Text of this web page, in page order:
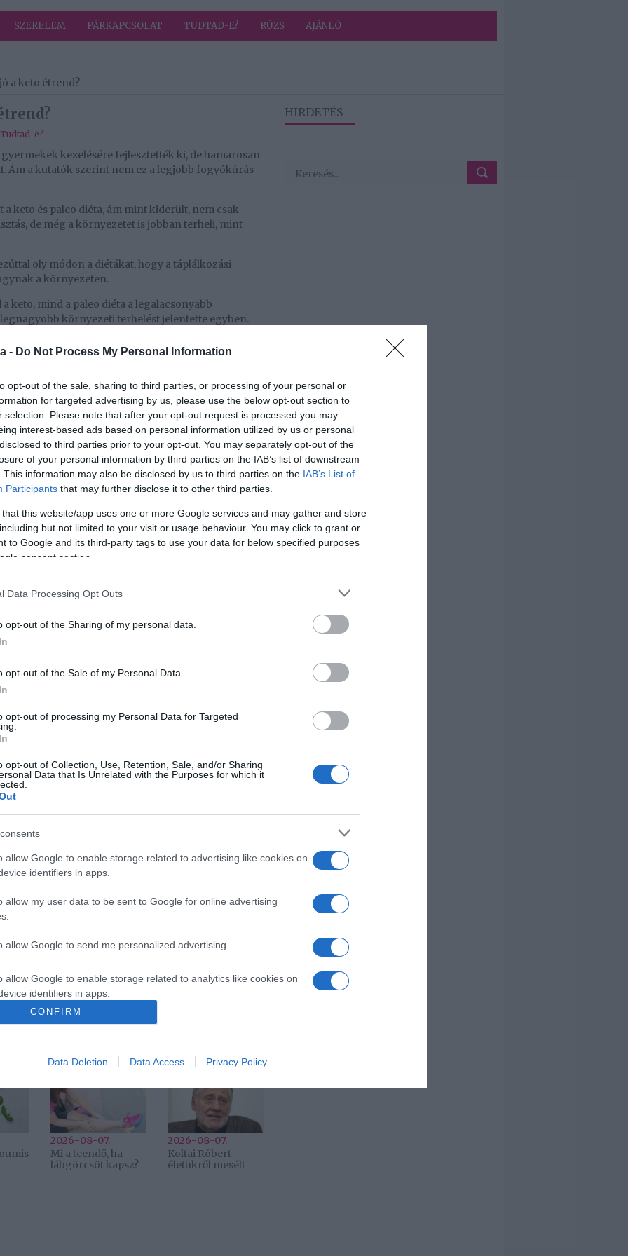
- Do Not Process My Personal Information
opt-out of the sale, sharing to third parties, or processing of your personal or
for targeted advertising by us, please use the below opt-out section to
selection. Please note that after your opt-out request is processed you may
interest-based ads based on personal information utilized by us or personal
to third parties prior to your opt-out. You may separately opt-out of the
of your personal information by third parties on the IAB’s list of downstream
This information may also be disclosed by us to third parties on the IAB’s List of
Participants that may further disclose it to other third parties.
that this website/app uses one or more Google services and may gather and store
but not limited to your visit or usage behaviour. You may click to grant or
to Google and its third-party tags to use your data for below specified purposes
consent section.
Data Processing Opt Outs
opt-out of the Sharing of my personal data.
opt-out of the Sale of my Personal Data.
opt-out of processing my Personal Data for Targeted
opt-out of Collection, Use, Retention, Sale, and/or Sharing
Data that Is Unrelated with the Purposes for which it
allow Google to enable storage related to advertising like cookies on
identifiers in apps.
allow my user data to be sent to Google for online advertising
allow Google to send me personalized advertising.
allow Google to enable storage related to analytics like cookies on
identifiers in apps.
allow Google to enable storage related to functionality of the website
CONFIRM
Data Deletion Data Access Privacy Policy
SZERELEM PÁRKAPCSOLAT TUDTAD-E? RÚZS AJÁNLÓ
a keto étrend?
Tudtad-e?
kezelésére fejlesztették ki, de hamarosan
Ám a kutatók szerint nem ez a legjobb fogyókúrás
keto és paleo diéta, ám mint kiderült, nem csak
de még a környezetet is jobban terheli, mint
oly módon a diétákat, hogy a táplálkozási
a környezeten.
keto, mind a paleo diéta a legalacsonyabb
környezeti terhelést jelentette egyben.
and Prevention (CDC) Nemzeti Egészség- és
több mint 16 000 amerikai felnőttől kapott
A louisianai Tulane Egyetem csapata hatféle
vegetáriánus, peszkatáriánus (a húsok
keto és paleo. Ezeket az étrendeket pontértékekkel
emberek átlagpontszámát számították ki belőle.
étrendre támaszkodva
- egy olyan anyagcsere-állapotba, amikor a
üzemanyagként. Normális esetben a szervezetünk
fel energiaként, de amikor kifogy a
helyette a zsírraktárakat. Az ebből a folyamatból
származik.
előnnyel büszkélkednek, köztük a fogyással, a
energiaszinttel - de a kutatók egy ideje már a
A probléma az, hogy eddig csak rövid távú
világos, hogy a diéta hosszú távon hatékony-e,
vizet öntött erre a ketogén diétára. A
elfogyasztott kalóriára közel 2,91 kilogramm
diéta módosított változata, amely megenged
a következő legmagasabb szén-dioxid-
termelve 1000 kalóriánként.
hogy a legkisebb hatással van az éghajlatra,
dioxidot termel - ez kevesebb, mint a negyedét
volt a legmagasabb az általános táplálkozási
mind a vegán étrendet.
népesség mintegy 86 százaléka fogyaszt, a
mind a szén-dioxid-kibocsátás
azt is, hogy ha a mindenevők egyharmada
bekövetkező változást feltételezve, a
kilométer megszüntetésével lenne egyenértékű.
Következő bejegyzés
2026-08-07.
Mi a teendő, ha
lábgörcsöt kapsz?
2026-08-07.
Koltai Róbert
életükről mesélt
HIRDETÉS